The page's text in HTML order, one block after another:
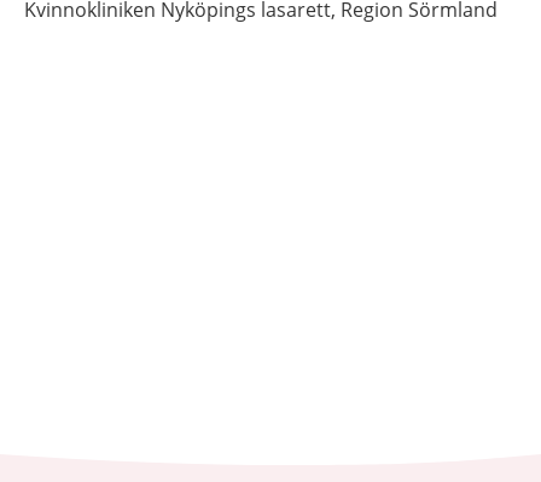
Kvinnokliniken Nyköpings lasarett, Region Sörmland